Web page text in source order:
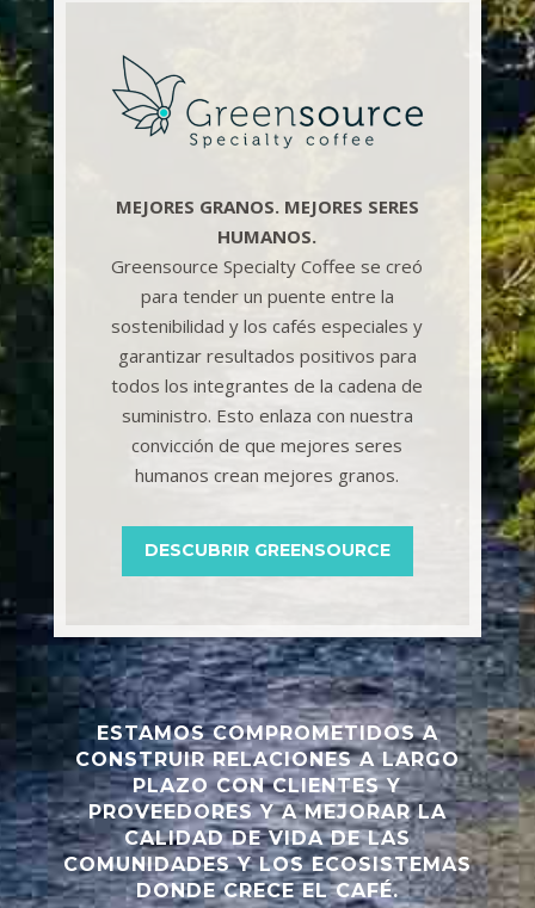
MEJORES GRANOS. MEJORES SERES
HUMANOS.
Greensource Specialty Coffee se creó
para tender un puente entre la
sostenibilidad y los cafés especiales y
garantizar resultados positivos para
todos los integrantes de la cadena de
suministro. Esto enlaza con nuestra
convicción de que mejores seres
humanos crean mejores granos.
DESCUBRIR GREENSOURCE
ESTAMOS COMPROMETIDOSA
CONSTRUIR RELACIONES A LARGO
PLAZO CON CLIENTES Y
PROVEEDORES Y A MEJORAR LA
CALIDAD DE VIDA DE LAS
COMUNIDADES Y LOS ECOSISTEMAS
DONDE CRECE EL CAFÉ.